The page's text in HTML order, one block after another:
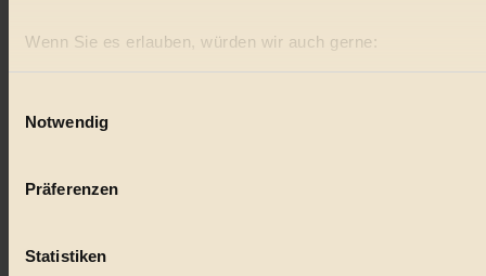
Wenn Sie es erlauben, würden wir auch gerne:
Informationen über Ihre geografische Lage erfassen,
Ihr Gerät durch aktives Scannen nach bestimmten
Präferenzen im
biorama.eu
Notwendig
Präferenzen
Statistiken
Umweltschutz